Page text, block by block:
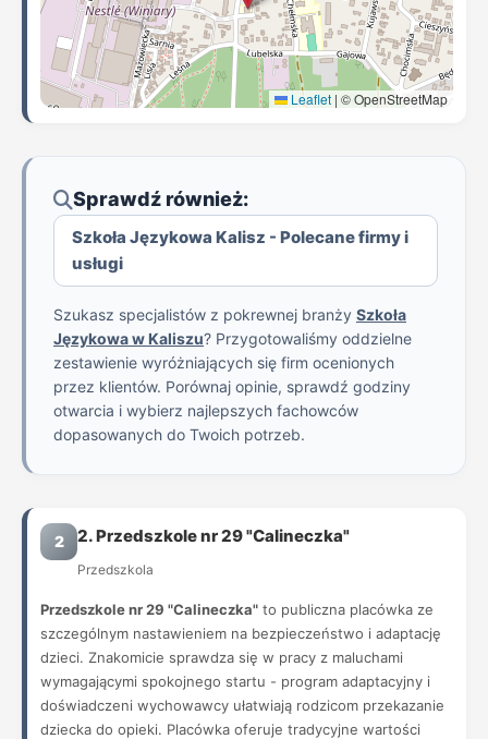
Leaflet | © OpenStreetMap
Sprawdź również:
Szkoła Językowa Kalisz - Polecane firmy i
usługi
Szukasz specjalistów z pokrewnej branży Szkoła
Językowa w Kaliszu? Przygotowaliśmy oddzielne
zestawienie wyróżniających się firm ocenionych
przez klientów. Porównaj opinie, sprawdź godziny
otwarcia i wybierz najlepszych fachowców
dopasowanych do Twoich potrzeb.
2 2. Przedszkole nr 29 "Calineczka"
Przedszkola
Przedszkole nr 29 "Calineczka" to publiczna placówka ze
szczególnym nastawieniem na bezpieczeństwo i adaptację
dzieci. Znakomicie sprawdza się w pracy z maluchami
wymagającymi spokojnego startu - program adaptacyjny i
doświadczeni wychowawcy ułatwiają rodzicom przekazanie
dziecka do opieki. Placówka oferuje tradycyjne wartości